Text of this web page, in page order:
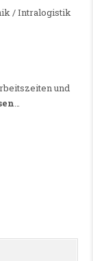
/ Intralogistik
und
…